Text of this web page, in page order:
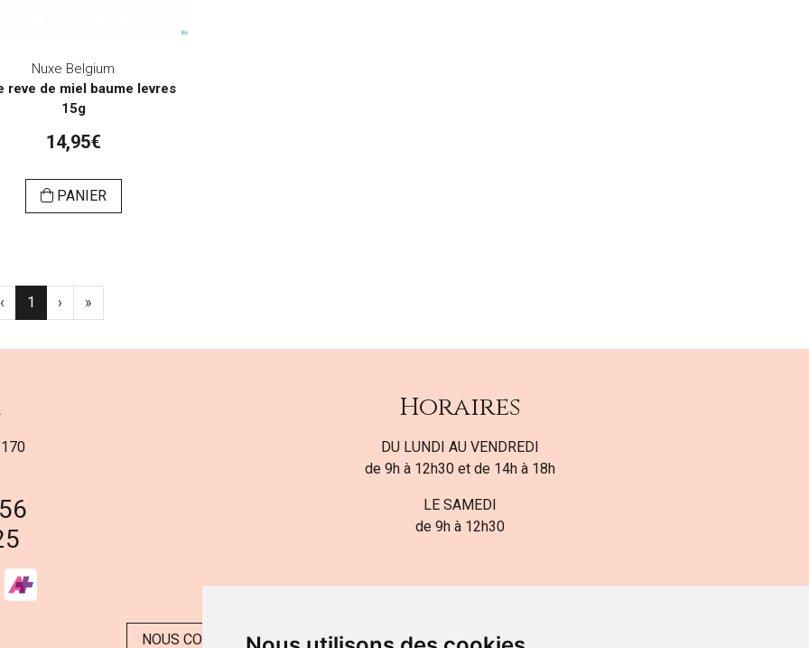
Nuxe Belgium
reve de miel baume levres
15g
14,95€
PANIER
‹ 1 › »
Horaires
DU LUNDI AU VENDREDI
de 9h à 12h30 et de 14h à 18h
LE SAMEDI
de 9h à 12h30
NOUS CONTACTER